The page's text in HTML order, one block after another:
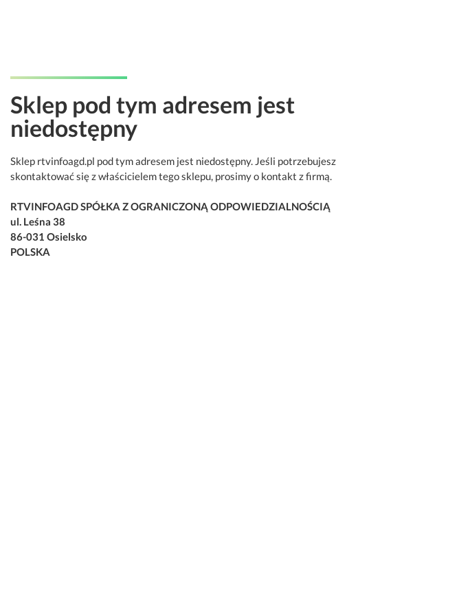
Sklep pod tym adresem jest
niedostępny
Sklep rtvinfoagd.pl pod tym adresem jest niedostępny. Jeśli potrzebujesz
skontaktować się z właścicielem tego sklepu, prosimy o kontakt z firmą.
RTVINFOAGD SPÓŁKA Z OGRANICZONĄ ODPOWIEDZIALNOŚCIĄ
ul. Leśna 38
86-031 Osielsko
POLSKA